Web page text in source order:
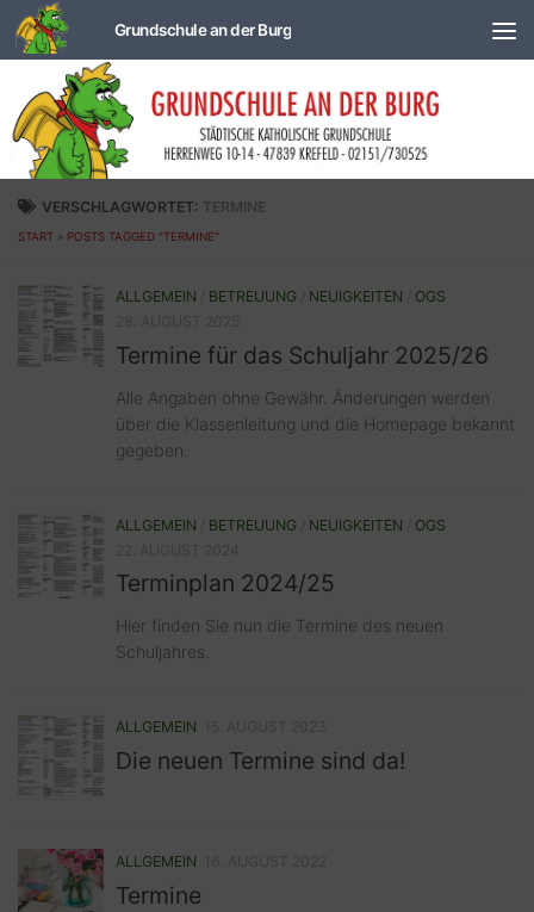
Zum Inhalt springen
VERSCHLAGWORTET: TERMINE
START » POSTS TAGGED "TERMINE"
ALLGEMEIN BETREUUNG NEUIGKEITEN
OGS
Termine für das Schuljahr 2025/26
Alle Angaben ohne Gewähr. Änderungen werden
über die Klassenleitung und die Homepage bekannt
gegeben.
ALLGEMEIN BETREUUNG NEUIGKEITEN
OGS
Terminplan 2024/25
Hier finden Sie nun die Termine des neuen
Schuljahres.
ALLGEMEIN
Die neuen Termine sind da!
ALLGEMEIN
Termine